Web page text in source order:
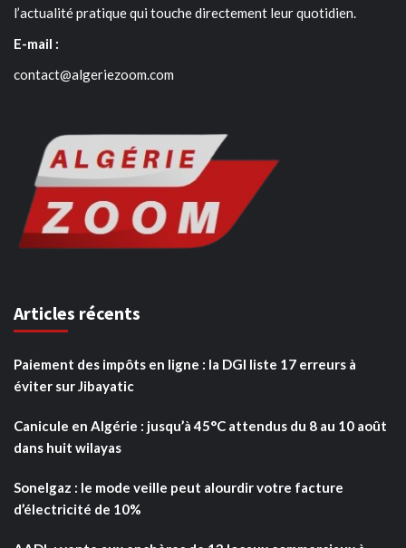
l’actualité pratique qui touche directement leur quotidien.
E-mail :
contact@algeriezoom.com
Articles récents
Paiement des impôts en ligne : la DGI liste 17 erreurs à
éviter sur Jibayatic
Canicule en Algérie : jusqu’à 45°C attendus du 8 au 10 août
dans huit wilayas
Sonelgaz : le mode veille peut alourdir votre facture
d’électricité de 10%